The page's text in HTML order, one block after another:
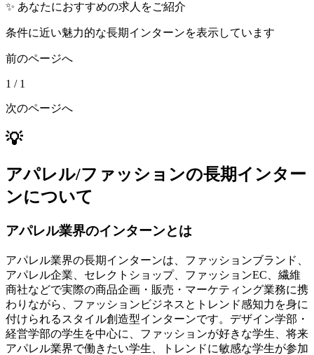
✨ あなたにおすすめの求人をご紹介
条件に近い魅力的な長期インターンを表示しています
前のページへ
1 / 1
次のページへ
💡
アパレル/ファッションの長期インター
ンについて
アパレル業界のインターンとは
アパレル業界の長期インターンは、ファッションブランド、
アパレル企業、セレクトショップ、ファッションEC、繊維
商社などで実際の商品企画・販売・マーケティング業務に携
わりながら、ファッションビジネスとトレンド感知力を身に
付けられるスタイル創造型インターンです。デザイン学部・
経営学部の学生を中心に、ファッションが好きな学生、将来
アパレル業界で働きたい学生、トレンドに敏感な学生が参加